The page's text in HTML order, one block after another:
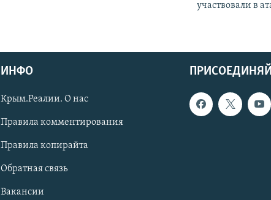
участвовали в
ИНФО
Крым.Реалии. О нас
Правила комментирования
Правила копирайта
Обратная связь
Вакансии